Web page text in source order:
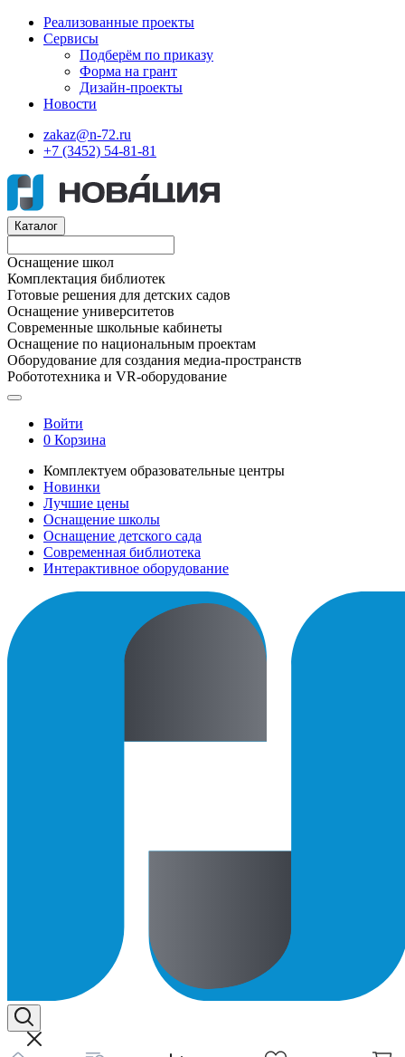
Реализованные проекты
Сервисы
Подберём по приказу
Форма на грант
Дизайн-проекты
Новости
zakaz@n-72.ru
+7 (3452) 54-81-81
Каталог
Оснащение школ
Комплектация библиотек
Готовые решения для детских садов
Оснащение университетов
Современные школьные кабинеты
Оснащение по национальным проектам
Оборудование для создания медиа-пространств
Робототехника и VR-оборудование
Войти
0 Корзина
Комплектуем образовательные центры
Новинки
Лучшие цены
Оснащение школы
Оснащение детского сада
Современная библиотека
Интерактивное оборудование